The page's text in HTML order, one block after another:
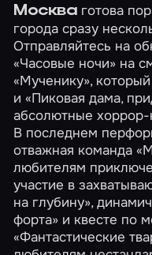
Москваготова
города сразу
Отправляйтесь на
«Часовые ночи» на
«Мученику»,
и «Пиковая дама,
абсолютные
В последнем
отважная команда
любителям
участие в
на глубину»,
форта» и квесте по
«Фантастические